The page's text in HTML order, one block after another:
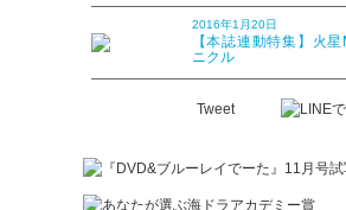
2016年1月20日
【本誌連動特集】火星
ニクル
Tweet